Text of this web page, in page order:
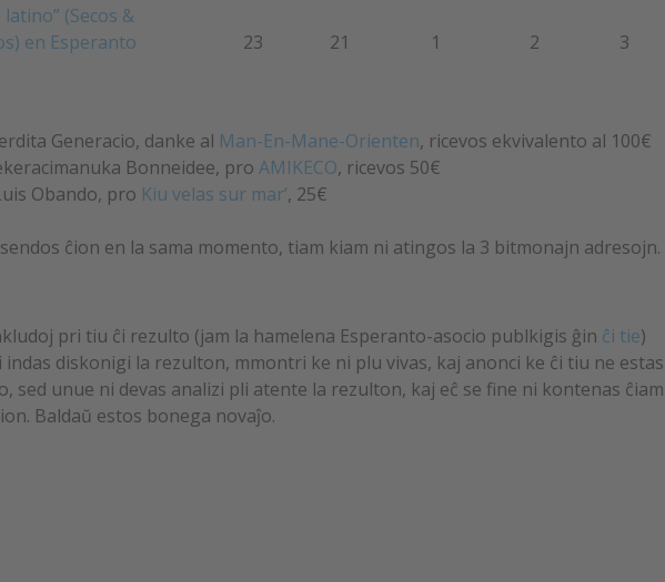
latino” (Secos &
en Esperanto
23 21 1 2 3
Generacio, danke al Man-En-Mane-Orienten, ricevos ekvivalento al 100€
Bonneidee, pro AMIKECO, ricevos 50€
Obando, pro Kiu velas sur mar’, 25€
ĉion en la sama momento, tiam kiam ni atingos la 3 bitmonajn adresojn.
pri tiu ĉi rezulto (jam la hamelena Esperanto-asocio publkigis ĝin ĉi tie)
indas diskonigi la rezulton, mmontri ke ni plu vivas, kaj anonci ke ĉi tiu ne estas
sed unue ni devas analizi pli atente la rezulton, kaj eĉ se fine ni kontenas ĉiam
Baldaŭ estos bonega novaĵo.